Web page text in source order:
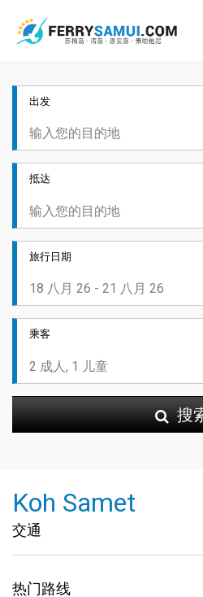
出发
抵达
旅行日期
乘客
搜
Koh Samet
交通
热门路线